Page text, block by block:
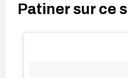
Patiner sur ce